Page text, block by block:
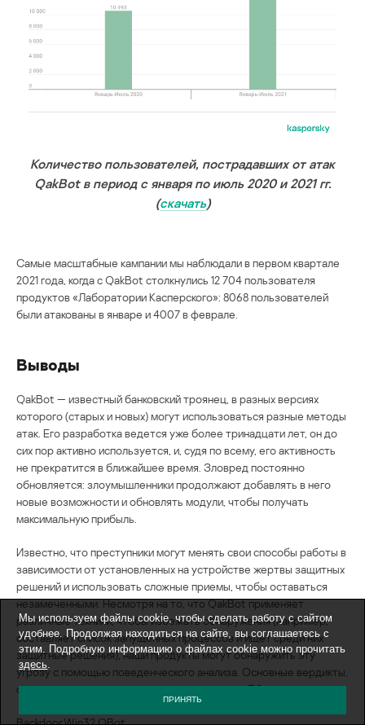
Количество пользователей, пострадавших от атак
QakBot в период с января по июль 2020 и 2021 гг.
(скачать)
Самые масштабные кампании мы наблюдали в первом квартале
2021 года, когда с QakBot столкнулись 12 704 пользователя
продуктов «Лаборатории Касперского»: 8068 пользователей
были атакованы в январе и 4007 в феврале.
Выводы
QakBot — известный банковский троянец, в разных версиях
которого (старых и новых) могут использоваться разные методы
атак. Его разработка ведется уже более тринадцати лет, он до
сих пор активно используется, и, судя по всему, его активность
не прекратится в ближайшее время. Зловред постоянно
обновляется: злоумышленники продолжают добавлять в него
новые возможности и обновлять модули, чтобы получать
максимальную прибыль.
Известно, что преступники могут менять свои способы работы в
зависимости от установленных на устройстве жертвы защитных
решений и использовать сложные приемы, чтобы оставаться
незамеченными. Несмотря на то, что QakBot применяет
различные техники, чтобы избежать обнаружения (например,
составляет список запущенных процессов и ищет среди них
защитные решения), наши продукты могут обнаружить эту
угрозу с помощью поведенческого анализа. Основные вердикты,
с которыми детектируется это вредоносное ПО:
Мы используем файлы cookie, чтобы сделать работу с сайтом
удобнее. Продолжая находиться на сайте, вы соглашаетесь с
этим. Подробную информацию о файлах cookie можно прочитать
здесь.
ПРИНЯТЬ